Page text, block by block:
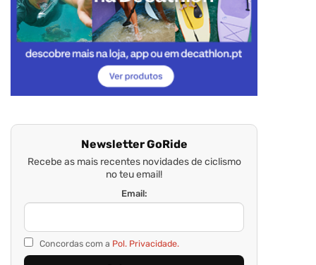
Newsletter GoRide
Recebe as mais recentes novidades de ciclismo
no teu email!
Email:
Concordas com a Pol. Privacidade.